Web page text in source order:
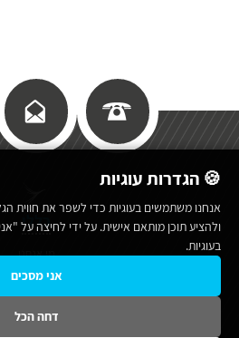
כללי
מי אנחנו
תנאי שימוש באתר
🍪 הגדרות עוגיות
אנחנו משתמשים בעוגיות כדי לשפר את חווית
ולהציע תוכן מותאם אישית. על ידי לחיצה על
בעוגיות.
אני מסכים
דחה הכל